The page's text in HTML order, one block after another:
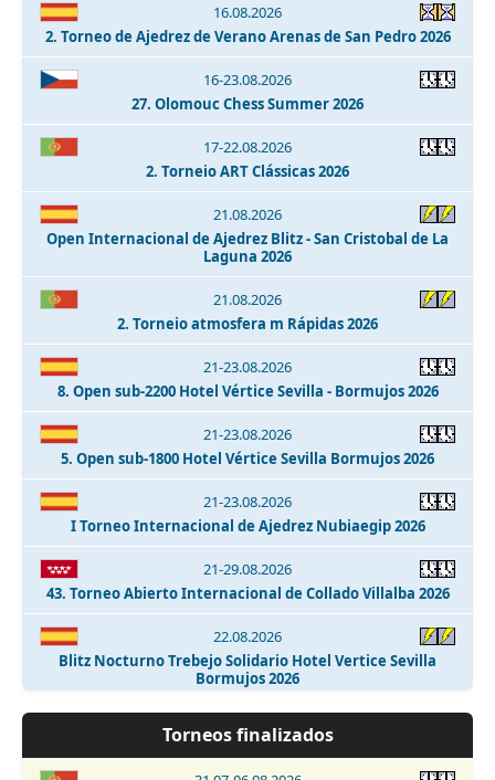
16.08.2026
2. Torneo de Ajedrez de Verano Arenas de San Pedro 2026
16-23.08.2026
27. Olomouc Chess Summer 2026
17-22.08.2026
2. Torneio ART Clássicas 2026
21.08.2026
Open Internacional de Ajedrez Blitz - San Cristobal de La
Laguna 2026
21.08.2026
2. Torneio atmosfera m Rápidas 2026
21-23.08.2026
8. Open sub-2200 Hotel Vértice Sevilla - Bormujos 2026
21-23.08.2026
5. Open sub-1800 Hotel Vértice Sevilla Bormujos 2026
21-23.08.2026
I Torneo Internacional de Ajedrez Nubiaegip 2026
21-29.08.2026
43. Torneo Abierto Internacional de Collado Villalba 2026
22.08.2026
Blitz Nocturno Trebejo Solidario Hotel Vertice Sevilla
Bormujos 2026
I Memorial José Ángel de Jesús y Encinas - Talavera de la
Reina 2026
Torneos finalizados